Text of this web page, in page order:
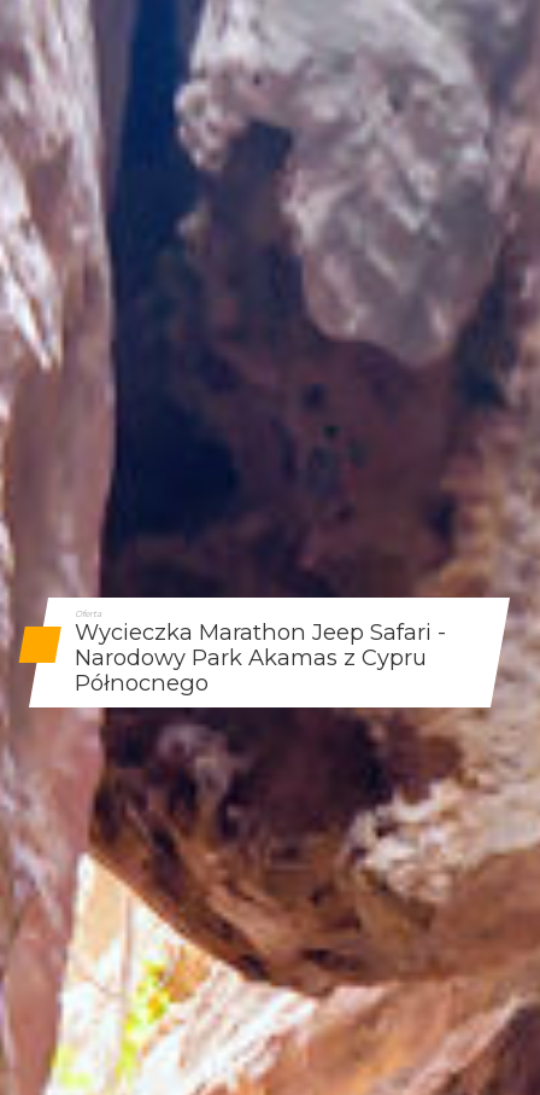
Oferta
Wycieczka Marathon Jeep Safari -
Narodowy Park Akamas z Cypru
Północnego